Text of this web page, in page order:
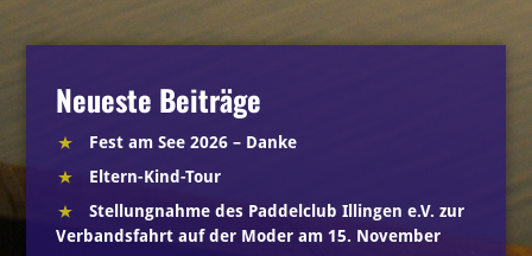
Neueste Beiträge
Fest am See 2026 – Danke
Eltern-Kind-Tour
Stellungnahme des Paddelclub Illingen e.V. zur
Verbandsfahrt auf der Moder am 15. November